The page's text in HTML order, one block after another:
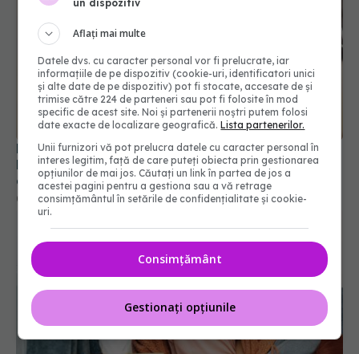
Long-COVID lovește femeile mai mult decât
bărbații. Efectul secundar care apare la femeile
de peste 40 de ani
06 feb 2025, 21:25
un dispozitiv
Aflați mai multe
Datele dvs. cu caracter personal vor fi prelucrate, iar
informațiile de pe dispozitiv (cookie-uri, identificatori unici
și alte date de pe dispozitiv) pot fi stocate, accesate de și
trimise către 224 de parteneri sau pot fi folosite în mod
specific de acest site. Noi și partenerii noștri putem folosi
date exacte de localizare geografică.Lista partenerilor.
Unii furnizori vă pot prelucra datele cu caracter personal în
interes legitim, față de care puteți obiecta prin gestionarea
opțiunilor de mai jos. Căutați un link în partea de jos a
acestei pagini pentru a gestiona sau a vă retrage
consimțământul în setările de confidențialitate și cookie-
uri.
Consimțământ
Gestionați opțiunile